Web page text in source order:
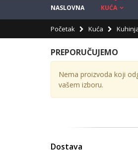
NASLOVNA KUĆA
Početak Kuća
PREPORUČUJEMO
Nema proizvoda koji
vašem izboru.
Dostava